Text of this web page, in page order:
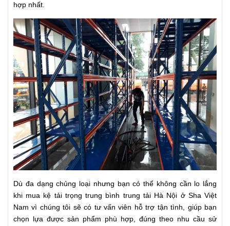
hợp nhất.
Dù đa dạng chủng loại nhưng bạn có thể không cần lo lắng
khi mua kệ tải trọng trung bình trung tải Hà Nội ở Sha Việt
Nam vì chúng tôi sẽ có tư vấn viên hỗ trợ tận tình, giúp bạn
chọn lựa được sản phẩm phù hợp, đúng theo nhu cầu sử